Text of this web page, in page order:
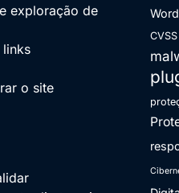
exploração de
o site
CVSS